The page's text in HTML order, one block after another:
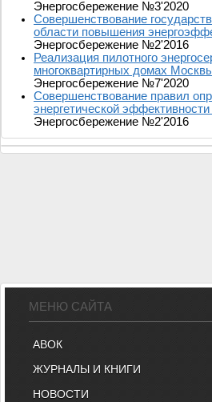
Энергосбережение №3'2020
Совершенствование
области повышения
Энергосбережение №2'2016
Реализация пилотного
многоквартирных домах
Энергосбережение №7'2020
Совершенствование правил
энергетической
Энергосбережение №2'2016
МЕНЮ САЙТА
АВОК
ЖУРНАЛЫ И КНИГИ
НОВОСТИ